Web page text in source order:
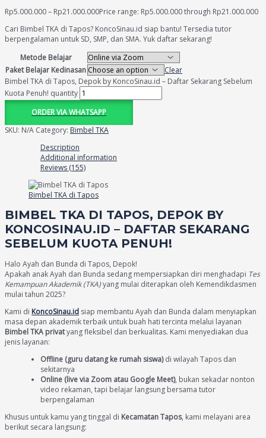
Rp5.000.000– Rp21.000.000Price range: Rp5.000.000 through Rp21.000.000
Cari Bimbel TKA di Tapos? KoncoSinau.id siap bantu! Tersedia tutor
berpengalaman untuk SD, SMP, dan SMA. Yuk daftar sekarang!
Metode Belajar
Paket Belajar Kedinasan
Clear
Bimbel TKA di Tapos, Depok by KoncoSinau.id – Daftar Sekarang Sebelum
Kuota Penuh! quantity
ORDER VIA WHATSAPP
SKU: N/A Category: Bimbel TKA
Description
Additional information
Reviews (155)
Bimbel TKA di Tapos
BIMBEL TKA DI TAPOS, DEPOK BY
KONCOSINAU.ID – DAFTAR SEKARANG
SEBELUM KUOTA PENUH!
Halo Ayah dan Bunda di Tapos, Depok!
Apakah anak Ayah dan Bunda sedang mempersiapkan diri menghadapi Tes
Kemampuan Akademik (TKA)yang mulai diterapkan oleh Kemendikdasmen
mulai tahun 2025?
Kami di KoncoSinau.id siap membantu Ayah dan Bunda dalam menyiapkan
masa depan akademik terbaik untuk buah hati tercinta melalui layanan
Bimbel TKA privatyang fleksibel dan berkualitas. Kami menyediakan dua
jenis layanan:
Offline (guru datang ke rumah siswa)di wilayah Tapos dan
sekitarnya
Online (live via Zoom atau Google Meet), bukan sekadar nonton
video rekaman, tapi belajar langsung bersama tutor
berpengalaman
Khusus untuk kamu yang tinggal di Kecamatan Tapos, kami melayani area
berikut secara langsung: